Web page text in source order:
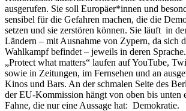
ausgerufen. Sie soll Europäer*innen und
sensibel für die Gefahren machen, die die
setzen und sie zerstören können. Sie läuft in
Ländern – mit Ausnahme von Zypern, da sich
Wahlkampf befindet – jeweils in deren
„Protect what matters“ laufen auf YouTube,
sowie in Zeitungen, im Fernsehen und an
Kinos und Bars. An der schmalen Seite des
der EU-Kommission hängt von oben bis unten
Fahne, die nur eine Aussage hat: Demokratie.